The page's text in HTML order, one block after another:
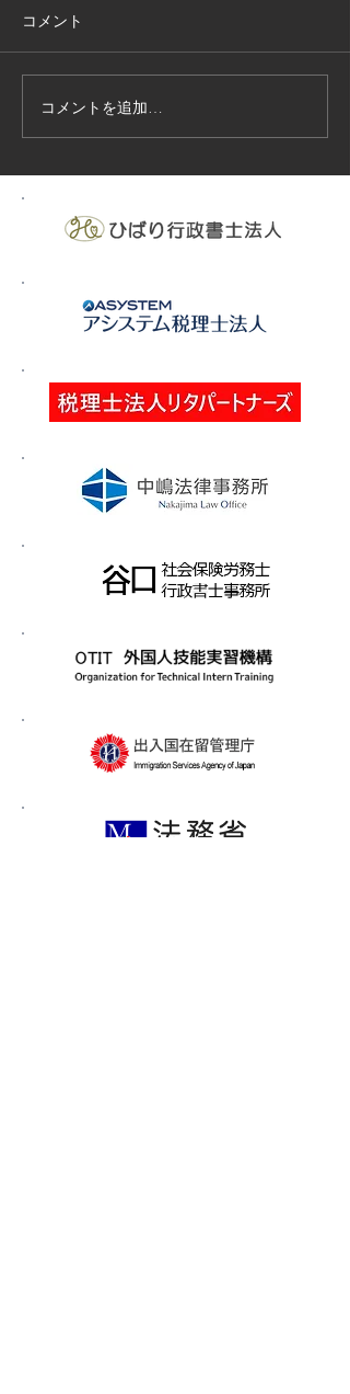
技能実習生１２名入国-フ
ィリピン、ベトナム
コメント
コメントを追加…